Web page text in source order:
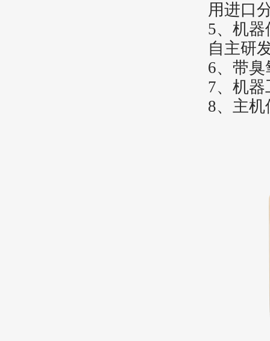
用进口
5、机
自主研
6、带
7、机
8、主